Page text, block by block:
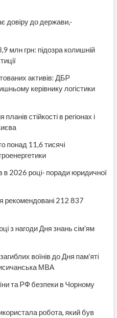
довіру до держави,-
млн грн: підозра колишній
активів: ДБР
керівнику логістики
стійкості в регіонах і
понад 11,6 тисячі
в 2026 році- поради юридичної
рекомендовані 212 837
з нагоди Дня знань сім’ям
воїнів до Дня пам’яті
МВА
та РФ безпеки в Чорному
робота, який був